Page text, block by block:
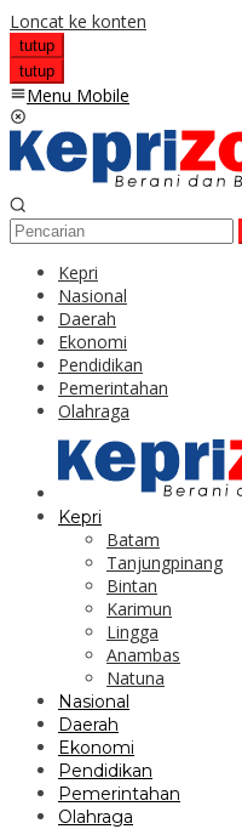
Loncat ke konten
tutup
tutup
Menu Mobile
Kepri
Nasional
Daerah
Ekonomi
Pendidikan
Pemerintahan
Olahraga
Kepri
Batam
Tanjungpinang
Bintan
Karimun
Lingga
Anambas
Natuna
Nasional
Daerah
Ekonomi
Pendidikan
Pemerintahan
Olahraga